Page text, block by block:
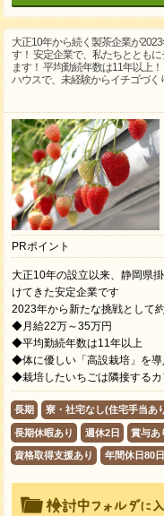
大正10年から続く製茶企業が
す！ 安定企業で、私たちととも
ます！ 平均勤続年数は11年以上
ハウスで、未経験からイチゴづく
PRポイント
大正10年の設立以来、静岡県
けてきた安定企業です
2023年から新たな挑戦として
◆月給22万～35万円
◆平均勤続年数は11年以上
◆体に優しい「高設栽培」を導
◆栽培したいちごは隣接するカ
長期 寮・社宅なし(住宅手当あ
長期休暇あり 週休2日 賞与あ
資格取得支援あり 年間休日80